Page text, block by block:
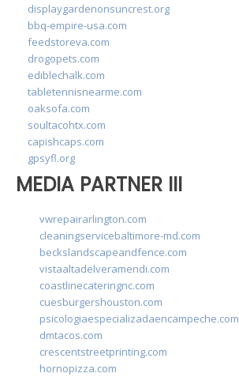
displaygardenonsuncrest.org
bbq-empire-usa.com
feedstoreva.com
drogopets.com
ediblechalk.com
tabletennisnearme.com
oaksofa.com
soultacohtx.com
capishcaps.com
gpsyfl.org
MEDIA PARTNER III
vwrepairarlington.com
cleaningservicebaltimore-md.com
beckslandscapeandfence.com
vistaaltadelveramendi.com
coastlinecateringnc.com
cuesburgershouston.com
psicologiaespecializadaencampeche.com
dmtacos.com
crescentstreetprinting.com
hornopizza.com